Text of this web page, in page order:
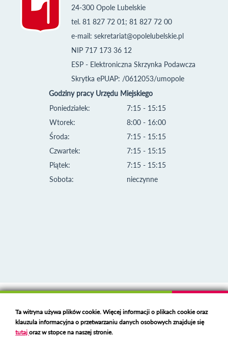
24-300 Opole Lubelskie
tel. 81 827 72 01; 81 827 72 00
e-mail: sekretariat@opolelubelskie.pl
NIP 717 173 36 12
ESP - Elektroniczna Skrzynka Podawcza
Skrytka ePUAP: /0612053/umopole
Godziny pracy Urzędu Miejskiego
Poniedziałek:
Wtorek:
Środa:
Czwartek:
Piątek:
Sobota:
7:15 - 15:15
8:00 - 16:00
7:15 - 15:15
7:15 - 15:15
7:15 - 15:15
nieczynne
Deklaracja dostępności
Polski serwer RBLhttps://polspam.pl/
Ta witryna używa plików cookie. Więcej informacji o plikach cookie oraz
klauzula informacyjna o przetwarzaniu danych osobowych znajduje się
tutajoraz w stopce na naszej stronie.